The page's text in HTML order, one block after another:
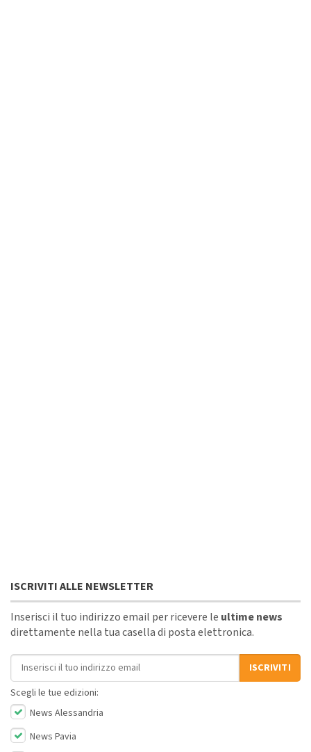
ISCRIVITI ALLE NEWSLETTER
Inserisci il tuo indirizzo email per ricevere le ultime news
direttamente nella tua casella di posta elettronica.
Indirizzo email
ISCRIVITI
Scegli le tue edizioni:
News Alessandria
News Pavia